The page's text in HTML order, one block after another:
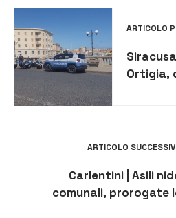
ARTICOLO
Ortigia,
ARTICOLO
Carlentini | Asili
comunali, prorogate